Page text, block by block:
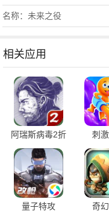
名称：未来之役
相关应用
阿瑞斯病毒2折
相思
刺
量子特攻 奇